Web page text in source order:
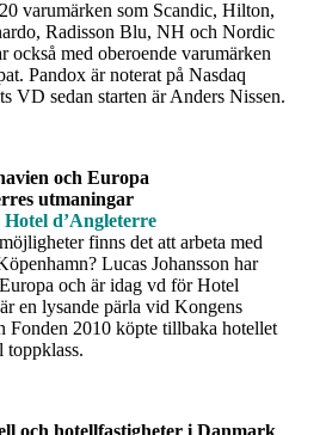
varumärken som Scandic, Hilton,
Radisson Blu, NH och Nordic
också med oberoende varumärken
Pandox är noterat på Nasdaq
VD sedan starten är Anders Nissen.
och Europa
utmaningar
d’Angleterre
finns det att arbeta med
Lucas Johansson har
och är idag vd för Hotel
en lysande pärla vid Kongens
Fonden 2010 köpte tillbaka hotellet
toppklass.
och hotellfastigheter i Danmark